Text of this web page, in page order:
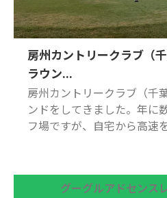
房州カントリークラブ（
ラウン...
房州カントリークラブ（千
ンドをしてきました。年に
フ場ですが、自宅から高速
グーグルアドセンス